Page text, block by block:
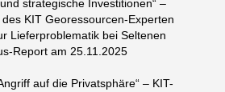
und strategische Investitionen“ –
KIT Georessourcen-Experten
Lieferproblematik bei Seltenen
Report am 25.11.2025
auf die Privatsphäre“ – KIT-